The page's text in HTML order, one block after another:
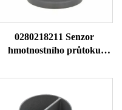
0280218211 Senzor
hmotnostního průtoku
55562389 Senzor průtoku
průtokoměr